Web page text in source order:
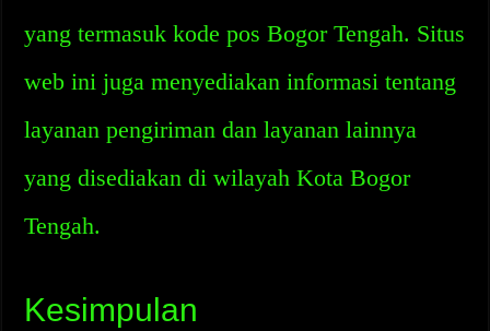
yang termasuk kode pos Bogor Tengah. Situs
web ini juga menyediakan informasi tentang
layanan pengiriman dan layanan lainnya
yang disediakan di wilayah Kota Bogor
Tengah.
Kesimpulan